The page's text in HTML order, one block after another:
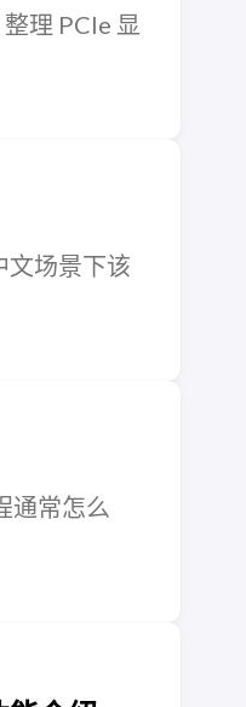
理 PCIe 显
文场景下该
通常怎么